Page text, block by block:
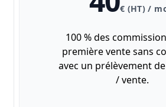
€ (HT) /
100 % des
première vente sans
avec un prélèvement
/ vente.